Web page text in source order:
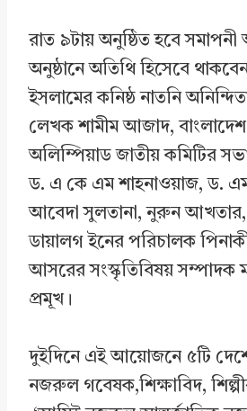
রাত ৯টায় অনুষ্ঠিত হবে সমাপনী
অনুষ্ঠানে অতিথি হিসেবে
ইসলামের কনিষ্ঠ নাতনি
লেখক শামীম আজাদ, বাংলাদেশ
অলিম্পিয়াড জাতীয় কমিটির
ড. এ কে এম শাহনাওয়াজ, ড.
আবেদা সুলতানা, নুরুন
ডায়ালগ ইনের পরিচালক
আসরের সংস্কৃতিবিষয় সম্পাদক
প্রমূখ।
দুইদিনে এই আয়োজনে ৫টি
নজরুল গবেষক,শিক্ষাবিদ,